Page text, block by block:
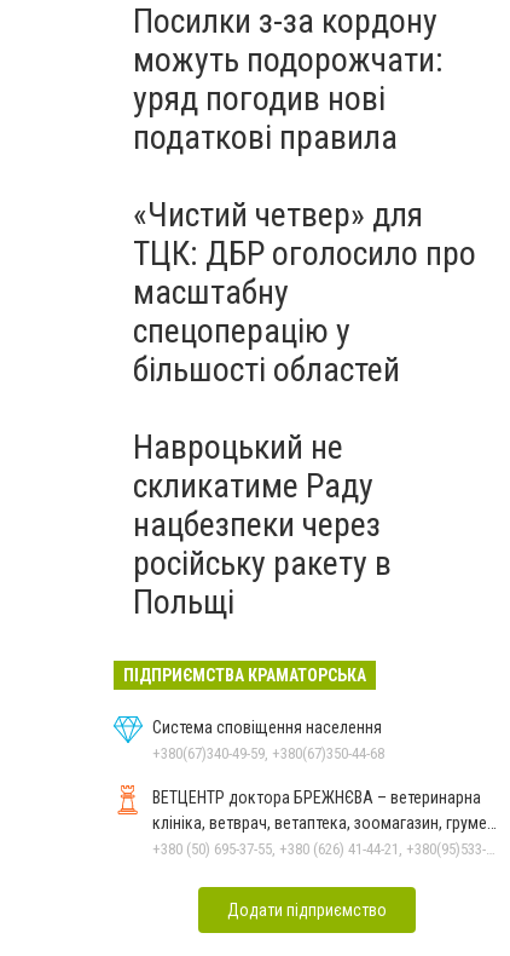
Посилки з-за кордону
можуть подорожчати:
уряд погодив нові
податкові правила
«Чистий четвер» для
ТЦК: ДБР оголосило про
масштабну
спецоперацію у
більшості областей
Навроцький не
скликатиме Раду
нацбезпеки через
російську ракету в
Польщі
ПІДПРИЄМСТВА КРАМАТОРСЬКА
Система сповіщення населення
+380(67)340-49-59, +380(67)350-44-68
ВЕТЦЕНТР доктора БРЕЖНЄВА – ветеринарна
клініка, ветврач, ветаптека, зоомагазин, грумер,
стрижки.
+380 (50) 695-37-55, +380 (626) 41-44-21, +380(95)533-90-03
Додати підприємство